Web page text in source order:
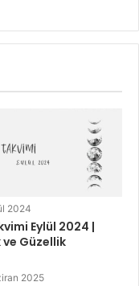
2024
Eylül 2024 |
ve Güzellik
2025